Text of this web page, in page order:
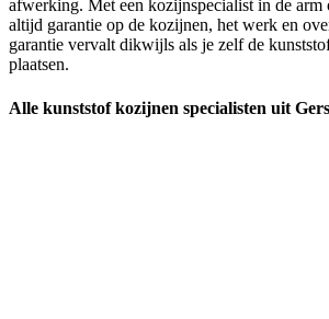
afwerking. Met een kozijnspecialist in de arm
altijd garantie op de kozijnen, het werk en
garantie vervalt dikwijls als je zelf de
plaatsen.
Alle kunststof kozijnen specialisten uit